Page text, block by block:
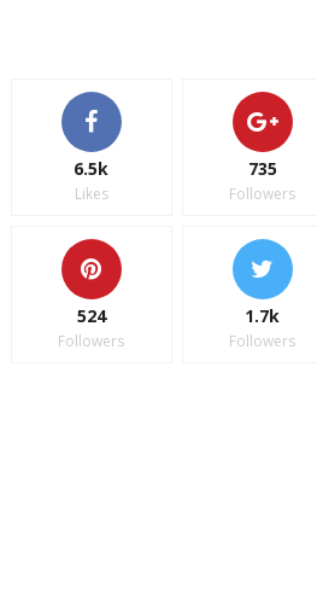
6.5k
Likes
735
Followers
524
Followers
1.7k
Followers